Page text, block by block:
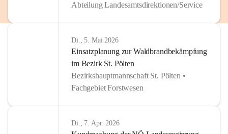
Abteilung Landesamtsdirektionen/Service
Di., 5. Mai 2026
Einsatzplanung zur Waldbrandbekämpfung
im Bezirk St. Pölten
Bezirkshauptmannschaft St. Pölten •
Fachgebiet Forstwesen
Di., 7. Apr. 2026